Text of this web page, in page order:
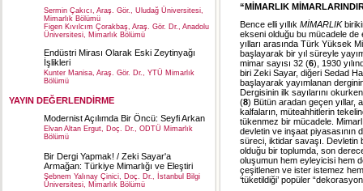
Sermin Çakıcı, Araş. Gör., Uludağ Üniversitesi,
Mimarlık Bölümü
Figen Kıvılcım Çorakbaş, Araş. Gör. Dr., Anadolu
Üniversitesi, Mimarlık Bölümü
Endüstri Mirası Olarak Eski Zeytinyağı
İşlikleri
Kunter Manisa, Araş. Gör. Dr., YTÜ Mimarlık
Bölümü
YAYIN DEĞERLENDİRME
Modernist Açılımda Bir Öncü: Seyfi Arkan
Elvan Altan Ergut, Doç. Dr., ODTÜ Mimarlık
Bölümü
Bir Dergi Yapmak! / Zeki Sayar'a
Armağan: Türkiye Mimarlığı ve Eleştiri
Şebnem Yalınay Çinici, Doç. Dr., İstanbul Bilgi
Üniversitesi, Mimarlık Bölümü
“MİMARLIK
Bence elli yıllık MİMARLIK
ekseni olduğu bu mücadele de
yılları arasında Türk Yüksek
başlayarak bir yıl süreyle
mimar sayısı 32 (6), 1930
biri Zeki Sayar, diğeri Sedad
başlayarak yayımlanan
Dergisinin ilk sayılarını
(8) Bütün aradan geçen yıllar,
kalfaların, müteahhitlerin
tükenmez bir mücadele.
devletin ve inşaat piyasasının
süreci, iktidar savaşı. Devletin
olduğu bir toplumda, son
oluşumun hem eyleyicisi hem
çeşitlenen ve ister istemez hem
‘tüketildiği’ popüler